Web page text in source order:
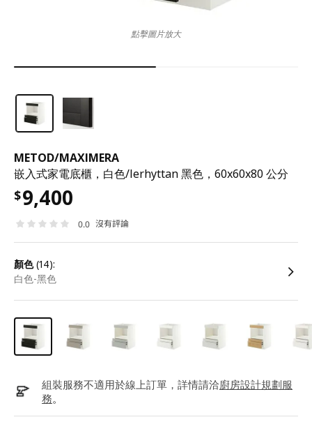
METOD/MAXIMERA
嵌入式家電底櫃，白色/lerhyttan 黑色，60x60x80 公分
$9,400
0.0 沒有評論
顏色(14):
白色-黑色
組裝服務不適用於線上訂單，詳情請洽廚房設計規劃服
務。
點擊圖片放大